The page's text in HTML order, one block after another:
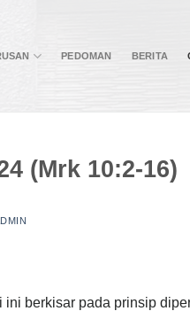
PEDOMAN BERITA
(Mrk 10:2-16)
berkisar pada prinsip